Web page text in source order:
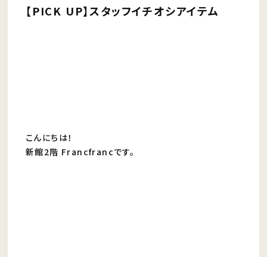
【PICK UP】スタッフイチオシアイテム
こんにちは！
新館2階 Francfrancです。